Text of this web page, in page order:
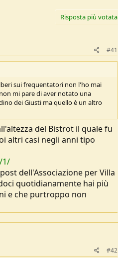
Risposta più votata
#41
sui frequentatori non l'ho mai
mi pare di aver notato una
dei Giusti ma quello è un altro
del Bistrot il quale fu
altri casi negli anni tipo
1/
dell'Associazione per Villa
quotidianamente hai più
e che purtroppo non
#42